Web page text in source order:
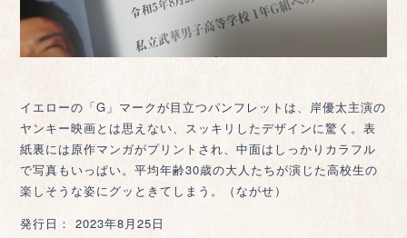
イエローの「G」マークが目立つパンフレットは、岸優太主演の
ヤンキー映画とは思えない、スッキリしたデザインに驚く。表
紙裏には原作マンガがプリントされ、中面はしっかりカラフル
で写真もいっぱい。平均年齢30歳の大人たちが演じた高校生の
楽しそうな姿にグッときてしまう。（ながせ）
発行日： 2023年8月25日